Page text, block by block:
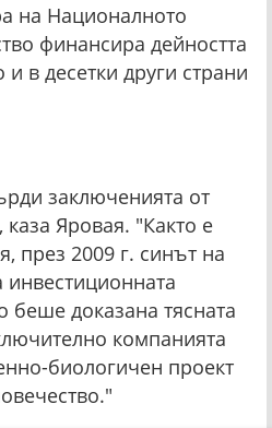
на Националното
финансира дейността
в десетки други страни
заключенията от
Яровая. "Както е
през 2009 г. синът на
беше доказана тясната
компанията
биологичен проект